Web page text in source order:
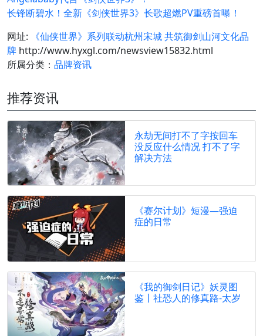
长锋断碧水！全新《剑侠世界3》长歌超燃PV重磅首曝！
网址:
《仙侠世界》系列联动杭州宋城 共筑御剑山河文化品
牌 http://www.hyxgl.com/newsview15832.html
所属分类： 品牌资讯
推荐资讯
永劫无间打不了字按回车
没反应什么情况 打不了字
解决方法
《赛尔计划》短漫—强迫
症的日常
《我的御剑日记》妖灵图
鉴丨社恐人的修真路-太岁